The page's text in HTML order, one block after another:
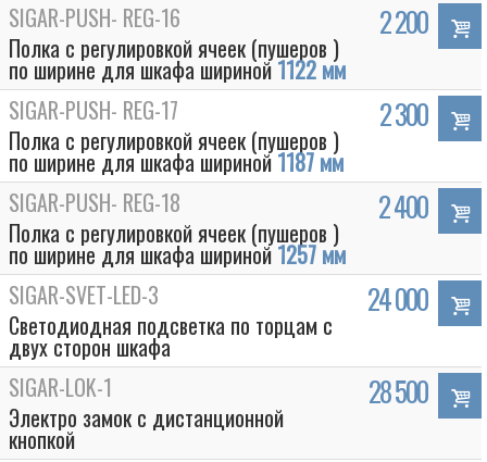
SIGAR-PUSH- REG-16
Полка с регулировкой ячеек (пушеров )
по ширине для шкафа шириной1122 мм
2 200
SIGAR-PUSH- REG-17
Полка с регулировкой ячеек (пушеров )
по ширине для шкафа шириной1187 мм
2 300
SIGAR-PUSH- REG-18
Полка с регулировкой ячеек (пушеров )
по ширине для шкафа шириной1257 мм
2 400
SIGAR-SVET-LED-3
Светодиодная подсветка по торцам с
двух сторон шкафа
24 000
SIGAR-LOK-1
Электро замок с дистанционной
кнопкой
28 500